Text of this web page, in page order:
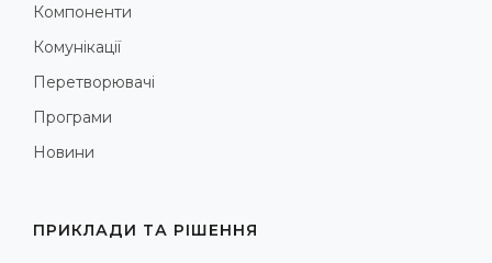
Компоненти
Комунікації
Перетворювачі
Програми
Новини
ПРИКЛАДИ ТА РІШЕННЯ